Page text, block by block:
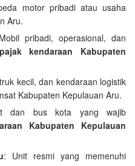
motor pribadi atau usaha
Aru.
pribadi, operasional, dan
pajak kendaraan Kabupaten
kecil, dan kendaraan logistik
Kabupaten Kepulauan Aru.
dan bus kota yang wajib
Kabupaten Kepulauan
: Unit resmi yang memenuhi